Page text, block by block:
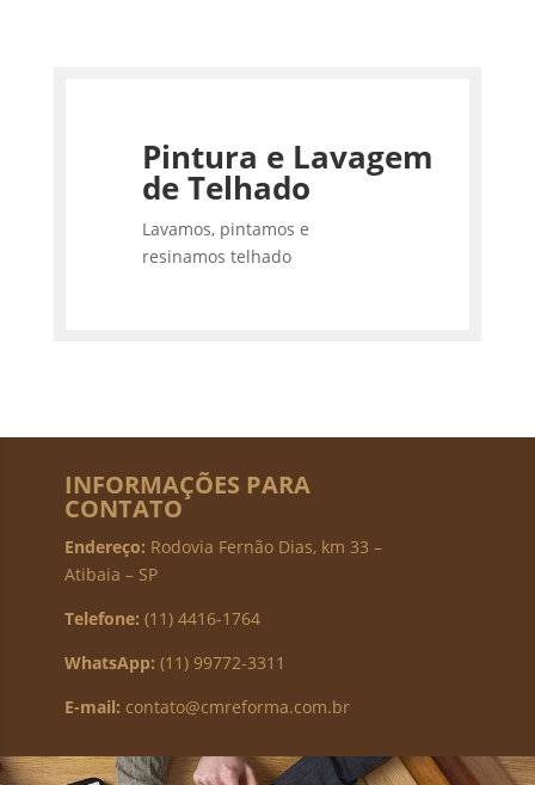
Pintura e Lavagem
de Telhado
Lavamos, pintamos e
resinamos telhado
INFORMAÇÕES PARA
CONTATO
Endereço: Rodovia Fernão Dias, km 33 –
Atibaia – SP
Telefone: (11) 4416-1764
WhatsApp: (11) 99772-3311
E-mail: contato@cmreforma.com.br